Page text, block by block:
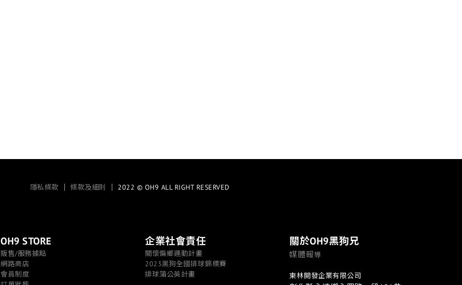
隱私條款 條款及細則 ｜ 2022 © OH9 ALL RIGHT RESERVED
OH9 STORE
販售/服務據點
網路商店
會員制度
企業社會責任
關懷偏鄉運動計畫
2023黑狗全國排球錦標賽
排球蒲公英計畫
關於OH9黑狗兄
媒體報導
東林開發企業有限公司